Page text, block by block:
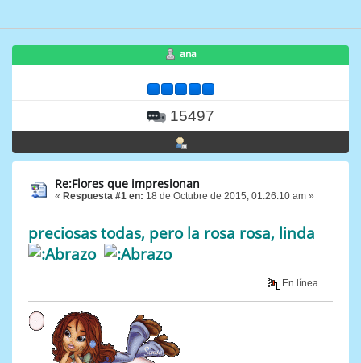
ana
15497
Re:Flores que impresionan
« Respuesta #1 en: 18 de Octubre de 2015, 01:26:10 am »
preciosas todas, pero la rosa rosa, linda
En línea